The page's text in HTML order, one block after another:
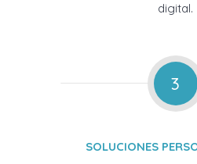
digital.
3
SOLUCIONES